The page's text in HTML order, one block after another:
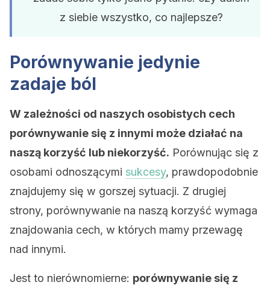
z siebie wszystko, co najlepsze?
Porównywanie jedynie
zadaje ból
W zależności od naszych osobistych cech
porównywanie się z innymi może działać na
naszą korzyść lub niekorzyść. Porównując się z
osobami odnoszącymi sukcesy, prawdopodobnie
znajdujemy się w gorszej sytuacji. Z drugiej
strony, porównywanie na naszą korzyść wymaga
znajdowania cech, w których mamy przewagę
nad innymi.
Jest to nierównomierne: porównywanie się z